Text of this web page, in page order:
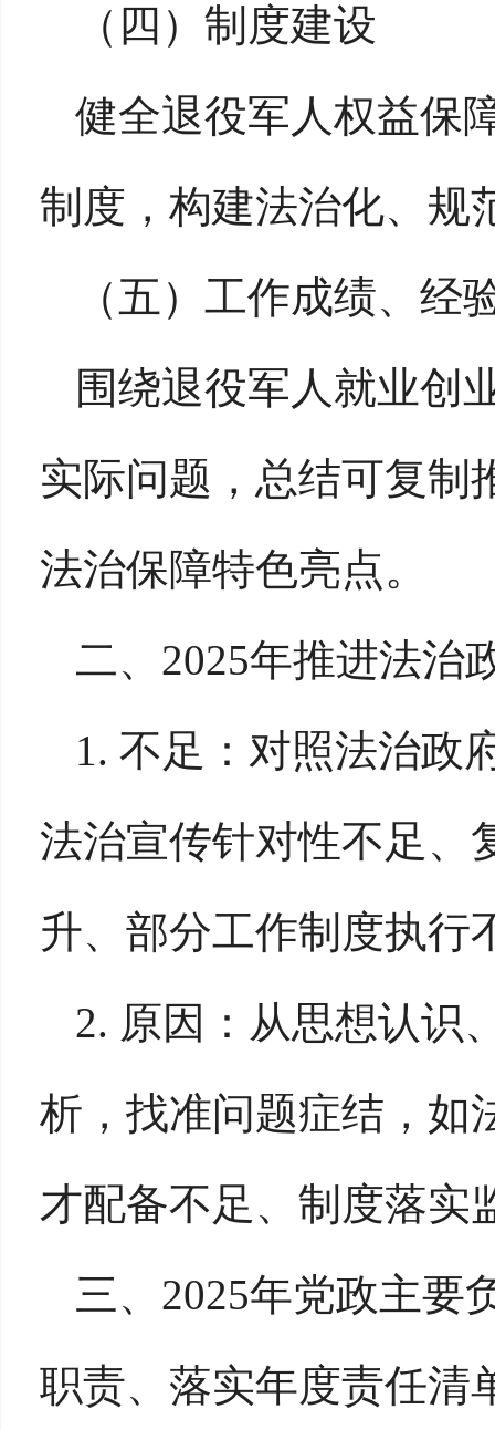
（四） 制度建设
健全退役军人权益保
制度，构建法治化、规
（五） 工作成绩、经
围绕退役军人就业创
实际问题，总结可复制
法治保障特色亮点。
二、 2025年推进法治
1. 不足：对照法治政
法治宣传针对性不足、
升、部分工作制度执行
2. 原因：从思想认识
析，找准问题症结，如
才配备不足、制度落实
三、 2025年党政主要
职责、落实年度责任清